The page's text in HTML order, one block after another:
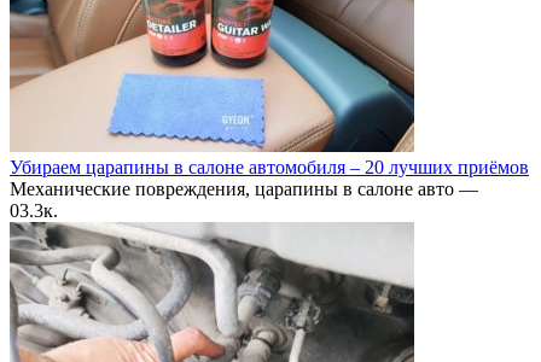
Убираем царапины в салоне автомобиля – 20 лучших приёмов
Механические повреждения, царапины в салоне авто —
03.3к.